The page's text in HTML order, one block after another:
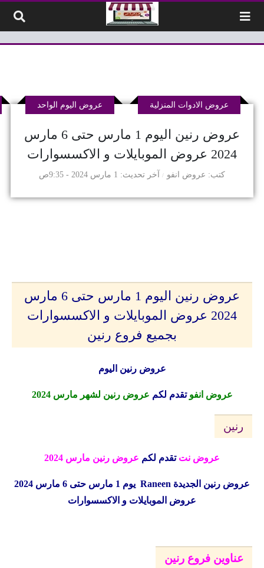
عروض رنين اليوم 1 مارس حتى 6 مارس
2024 عروض الموبايلات و الاكسسوارات
كتب عروض انفو
عروض الادوات المنزلية عروض اليوم الواحد
آخر تحديث 1 مارس 2024 - 9:35ص
عروض رنين اليوم 1 مارس حتى 6 مارس
2024 عروض الموبايلات و الاكسسوارات
بجميع فروع رنين
عروض رنين اليوم
عروض انفو تقدم لكم عروض رنين لشهر مارس 2024
رنين
عروض نت تقدم لكم عروض رنين مارس 2024
عروض رنين الجديدة Raneen
يوم 1 مارس حتى 6 مارس 2024
عروض الموبايلات و الاكسسوارات
عناوين فروع رنين